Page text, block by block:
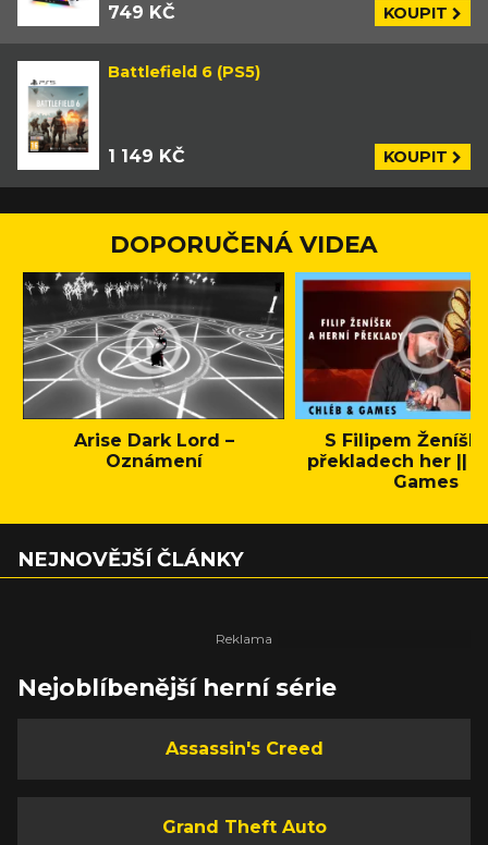
749 KČ KOUPIT
Battlefield 6 (PS5)
1 149 KČ KOUPIT
DOPORUČENÁ VIDEA
Arise Dark Lord –
Oznámení
S Filipem
překladech her ||
Games
NEJNOVĚJŠÍ ČLÁNKY
Nejoblíbenější herní série
Assassin's Creed
Grand Theft Auto